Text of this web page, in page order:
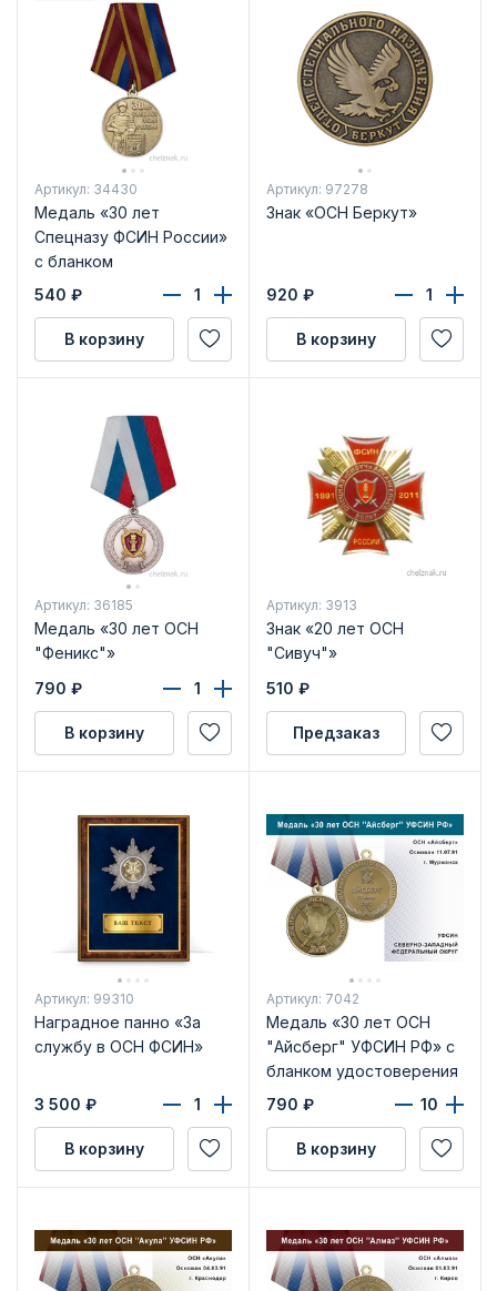
Артикул: 34430
Медаль «30 лет
Спецназу ФСИН России»
с бланком
удостоверения
540 ₽
В корзину
Артикул: 97278
Знак «ОСН Беркут»
920 ₽
В корзину
Артикул: 36185
Медаль «30 лет ОСН
"Феникс"»
790 ₽
В корзину
Артикул: 3913
Знак «20 лет ОСН
"Сивуч"»
510 ₽
Предзаказ
Артикул: 99310
Наградное панно «За
службу в ОСН ФСИН»
3 500 ₽
В корзину
Артикул: 7042
Медаль «30 лет ОСН
"Айсберг" УФСИН РФ» с
бланком удостоверения
790 ₽
В корзину